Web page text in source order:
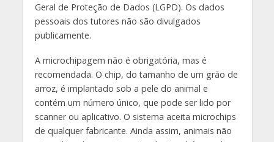
Geral de Proteção de Dados (LGPD). Os dados
pessoais dos tutores não são divulgados
publicamente.
A microchipagem não é obrigatória, mas é
recomendada. O chip, do tamanho de um grão de
arroz, é implantado sob a pele do animal e
contém um número único, que pode ser lido por
scanner ou aplicativo. O sistema aceita microchips
de qualquer fabricante. Ainda assim, animais não